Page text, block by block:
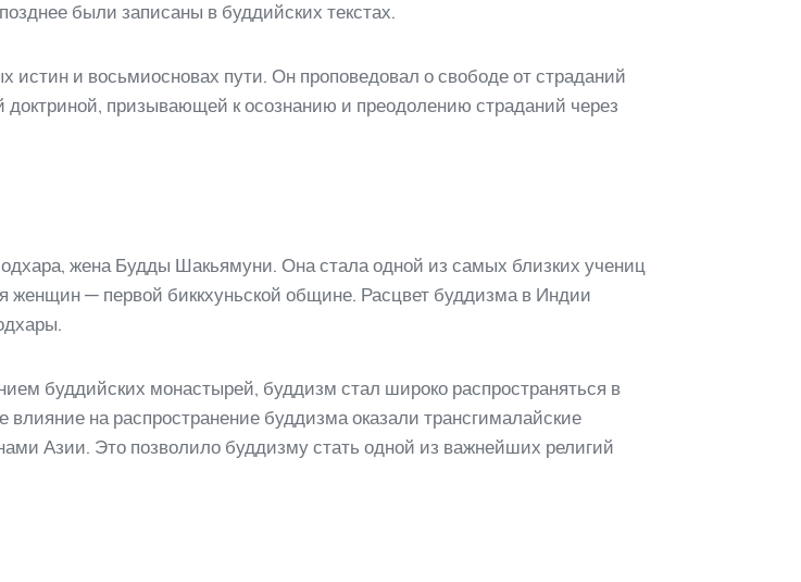
были записаны в буддийских текстах.
и восьмиосновах пути. Он проповедовал о свободе от страданий
призывающей к осознанию и преодолению страданий через
жена Будды Шакьямуни. Она стала одной из самых близких учениц
— первой биккхуньской общине. Расцвет буддизма в Индии
буддийских монастырей, буддизм стал широко распространяться в
на распространение буддизма оказали трансгималайские
Азии. Это позволило буддизму стать одной из важнейших религий